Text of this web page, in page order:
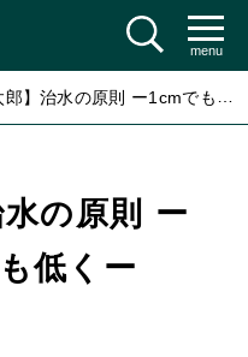
menu
治水の原則 ー1cmでも10cmでも低くー
水の原則 ー
低くー